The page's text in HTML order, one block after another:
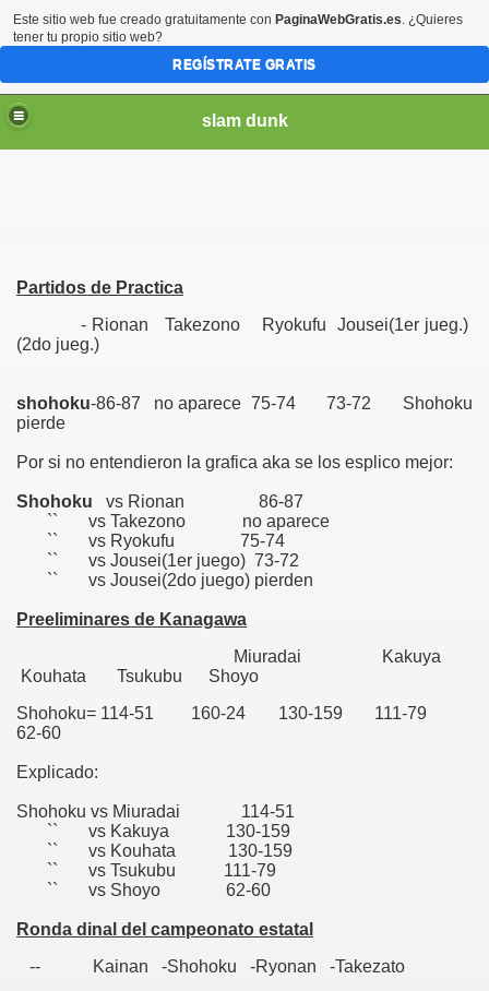
slam dunk
Partidos de Practica
- Rionan Takezono Ryokufu Jousei(1er jueg.)
(2do jueg.)
shohoku-86-87 no aparece 75-74 73-72 Shohoku
pierde
Por si no entendieron la grafica aka se los esplico mejor:
Shohoku vs Rionan 86-87
`` vs Takezono no aparece
`` vs Ryokufu 75-74
`` vs Jousei(1er juego) 73-72
`` vs Jousei(2do juego) pierden
Preeliminares de Kanagawa
Miuradai Kakuya
Kouhata Tsukubu Shoyo
Shohoku= 114-51 160-24 130-159 111-79
62-60
Explicado:
Shohoku vs Miuradai 114-51
`` vs Kakuya 130-159
`` vs Kouhata 130-159
`` vs Tsukubu 111-79
`` vs Shoyo 62-60
Ronda dinal del campeonato estatal
-- Kainan -Shohoku -Ryonan -Takezato
dunk
Este sitio web fue creado gratuitamente con PaginaWebGratis.es. ¿Quieres
tener tu propio sitio web?
REGÍSTRATE GRATIS